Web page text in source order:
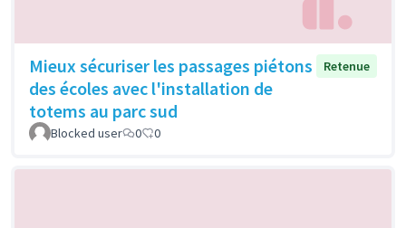
Mieux sécuriser les passages piétons
des écoles avec l'installation de
totems au parc sud
Retenue
Blocked user 0 0